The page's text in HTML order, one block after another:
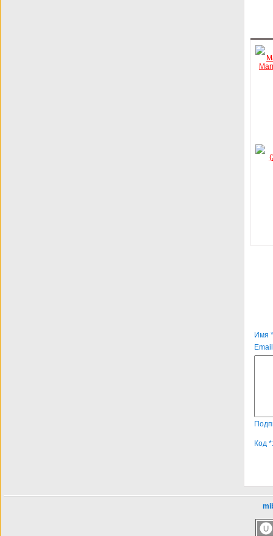
Имя
Код *: